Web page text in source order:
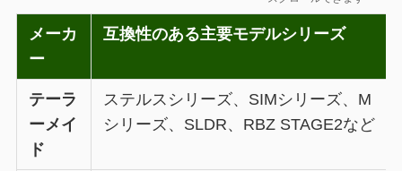
メーカ
ー
互換性のある主要モデルシリーズ
テーラ
ーメイ
ド
ステルスシリーズ、SIMシリーズ、M
シリーズ、SLDR、RBZ STAGE2など